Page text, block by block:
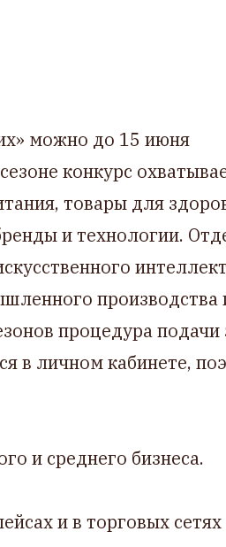
можно до 15 июня
конкурс
товары для
и технологии.
производства
процедура подачи
в личном кабинете,
и среднего бизнеса.
и в торговых сетях